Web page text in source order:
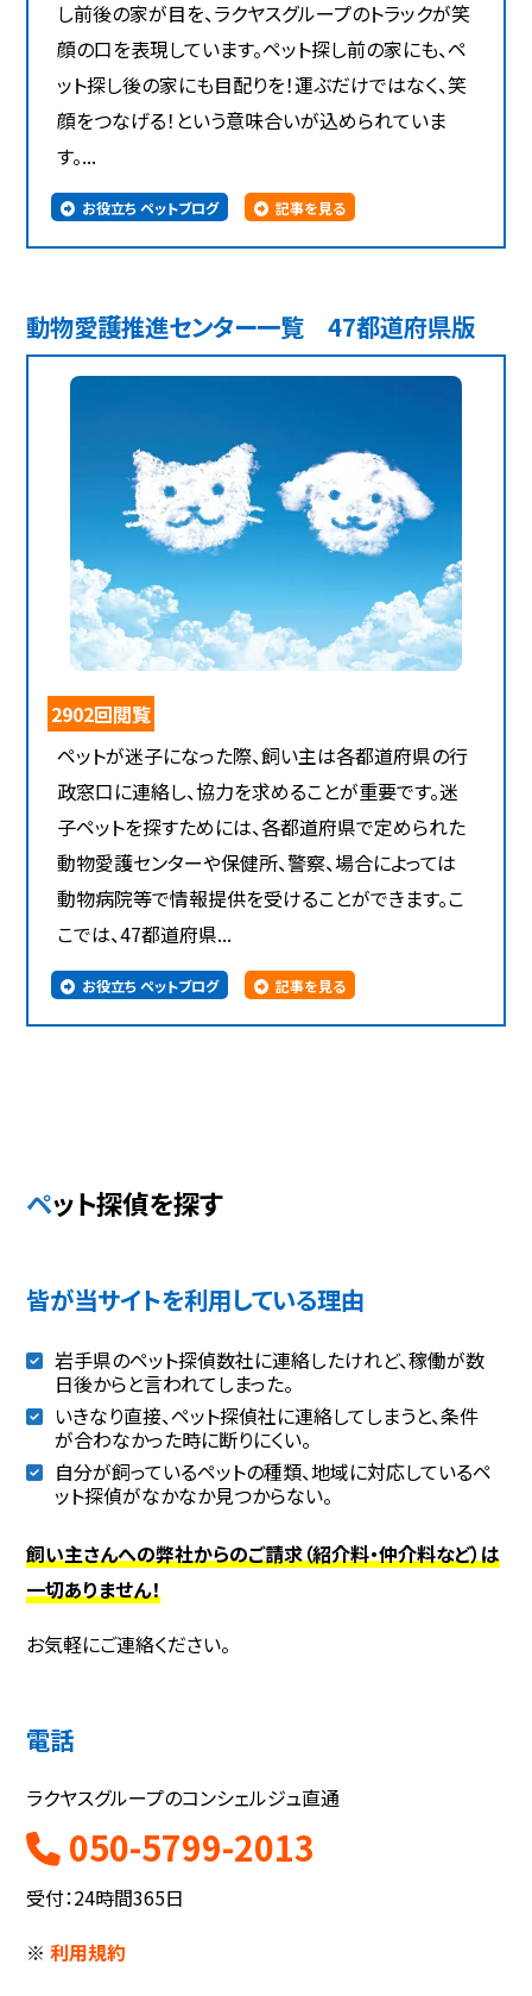
し前後の家が目を、ラクヤスグループのトラックが笑
顔の口を表現しています。ペット探し前の家にも、ペ
ット探し後の家にも目配りを！運ぶだけではなく、笑
顔をつなげる！という意味合いが込められていま
す。...
お役立ち ペットブログ 記事を見る
動物愛護推進センター一覧 47都道府県版
2902回閲覧
ペットが迷子になった際、飼い主は各都道府県の行
政窓口に連絡し、協力を求めることが重要です。迷
子ペットを探すためには、各都道府県で定められた
動物愛護センターや保健所、警察、場合によっては
動物病院等で情報提供を受けることができます。こ
こでは、47都道府県...
お役立ち ペットブログ 記事を見る
ペット探偵を探す
皆が当サイトを利用している理由
岩手県のペット探偵数社に連絡したけれど、稼働が数
日後からと言われてしまった。
いきなり直接、ペット探偵社に連絡してしまうと、条件
が合わなかった時に断りにくい。
自分が飼っているペットの種類、地域に対応しているペ
ット探偵がなかなか見つからない。
飼い主さんへの弊社からのご請求（紹介料・仲介料など）は
一切ありません！
お気軽にご連絡ください。
電話
ラクヤスグループのコンシェルジュ直通
050-5799-2013
受付：24時間365日
※利用規約